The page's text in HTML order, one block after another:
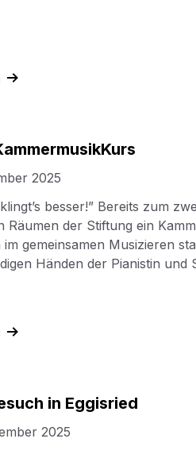
2025
besser!” Bereits zum
Räumen der Stiftung ein
gemeinsamen Musizieren
Händen der Pianistin und
in Eggisried
2025